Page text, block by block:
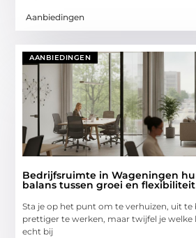
Aanbiedingen
AANBIEDINGEN
Bedrijfsruimte in Wageningen
balans tussen groei en flexibiliteit
Sta je op het punt om te verhuizen, uit
prettiger te werken, maar twijfel je welke
echt bij